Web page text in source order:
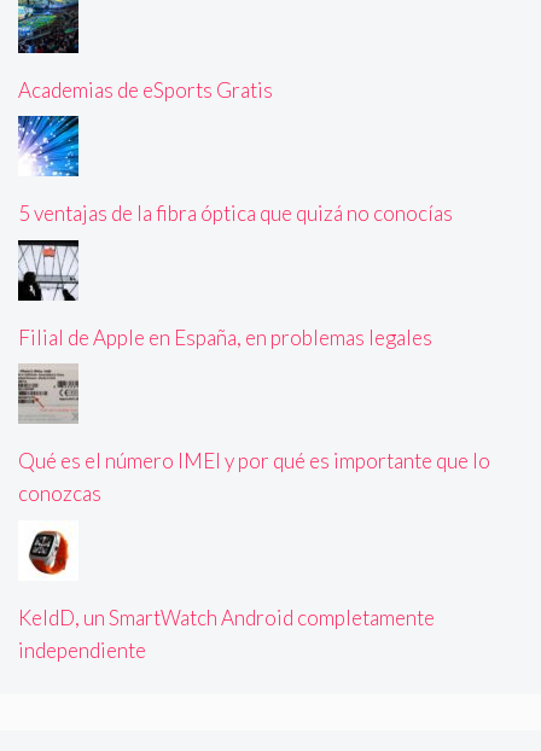
Academias de eSports Gratis
5 ventajas de la fibra óptica que quizá no conocías
Filial de Apple en España, en problemas legales
Qué es el número IMEI y por qué es importante que lo
conozcas
KeldD, un SmartWatch Android completamente
independiente